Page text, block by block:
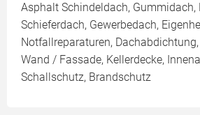
Asphalt Schindeldach, Gummidach,
Schieferdach, Gewerbedach,
Notfallreparaturen,
Wand / Fassade, Kellerdecke,
Schallschutz, Brandschutz